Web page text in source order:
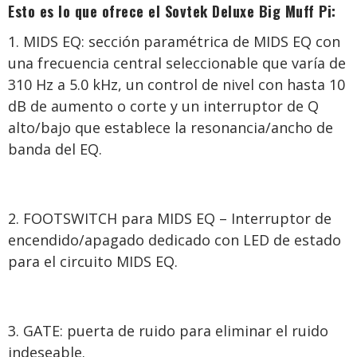
Esto es lo que ofrece el Sovtek Deluxe Big Muff Pi:
MIDS EQ: sección paramétrica de MIDS EQ con
una frecuencia central seleccionable que varía de
310 Hz a 5.0 kHz, un control de nivel con hasta 10
dB de aumento o corte y un interruptor de Q
alto/bajo que establece la resonancia/ancho de
banda del EQ.
FOOTSWITCH para MIDS EQ – Interruptor de
encendido/apagado dedicado con LED de estado
para el circuito MIDS EQ.
GATE: puerta de ruido para eliminar el ruido
indeseable.